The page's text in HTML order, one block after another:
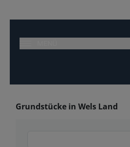
Grundstücke in Wels Land